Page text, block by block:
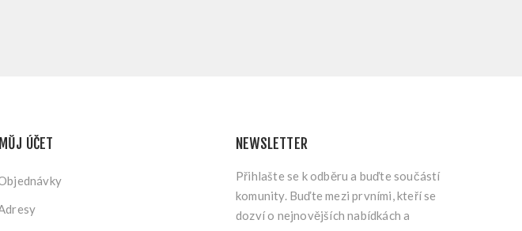
MŮJ ÚČET NEWSLETTER
Přihlašte se k odběru a buďte součástí
komunity. Buďte mezi prvními, kteří se
dozví o nejnovějších nabídkách a